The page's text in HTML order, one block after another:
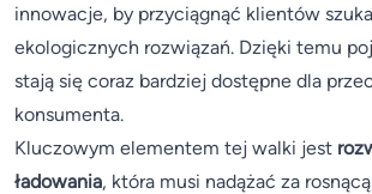
innowacje, by przyciągnąć klientów
ekologicznych rozwiązań. Dzięki temu
stają się coraz bardziej dostępne dla
konsumenta.
Kluczowym elementem tej walki jest
ładowania, która musi nadążać za